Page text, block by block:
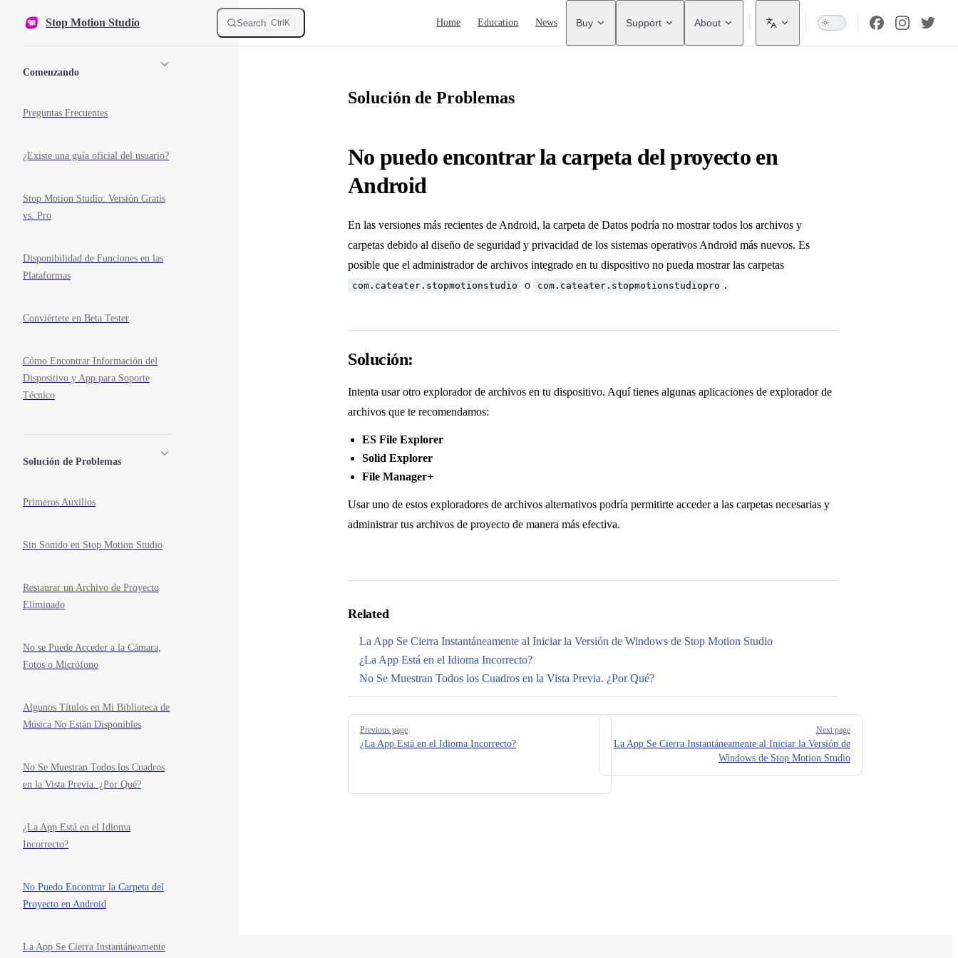
Skip to content
Stop Motion Studio Search Ctrl K Home Education News Buy Support About
Comenzando
Preguntas Frecuentes
¿Existe una guía oficial del usuario?
Stop Motion Studio: Versión Gratis
vs. Pro
Disponibilidad de Funciones en las
Plataformas
Conviértete en Beta Tester
Cómo Encontrar Información del
Dispositivo y App para Soporte
Técnico
Solución de Problemas
Primeros Auxilios
Sin Sonido en Stop Motion Studio
Restaurar un Archivo de Proyecto
Eliminado
No se Puede Acceder a la Cámara,
Fotos o Micrófono
Algunos Títulos en Mi Biblioteca de
Música No Están Disponibles
No Se Muestran Todos los Cuadros
en la Vista Previa. ¿Por Qué?
¿La App Está en el Idioma
Incorrecto?
No Puedo Encontrar la Carpeta del
Proyecto en Android
La App Se Cierra Instantáneamente
Solución de Problemas
No puedo encontrar la carpeta del proyecto en
Android
En las versiones más recientes de Android, la carpeta de Datos podría no mostrar todos los archivos y
carpetas debido al diseño de seguridad y privacidad de los sistemas operativos Android más nuevos. Es
posible que el administrador de archivos integrado en tu dispositivo no pueda mostrar las carpetas
com.cateater.stopmotionstudio o com.cateater.stopmotionstudiopro .
Solución:
Intenta usar otro explorador de archivos en tu dispositivo. Aquí tienes algunas aplicaciones de explorador de
archivos que te recomendamos:
ES File Explorer
Solid Explorer
File Manager+
Usar uno de estos exploradores de archivos alternativos podría permitirte acceder a las carpetas necesarias y
administrar tus archivos de proyecto de manera más efectiva.
Related
La App Se Cierra Instantáneamente al Iniciar la Versión de Windows de Stop Motion Studio
¿La App Está en el Idioma Incorrecto?
No Se Muestran Todos los Cuadros en la Vista Previa. ¿Por Qué?
Pager
Previous page
¿La App Está en el Idioma Incorrecto?
Next page
La App Se Cierra Instantáneamente al Iniciar la Versión de
Windows de Stop Motion Studio